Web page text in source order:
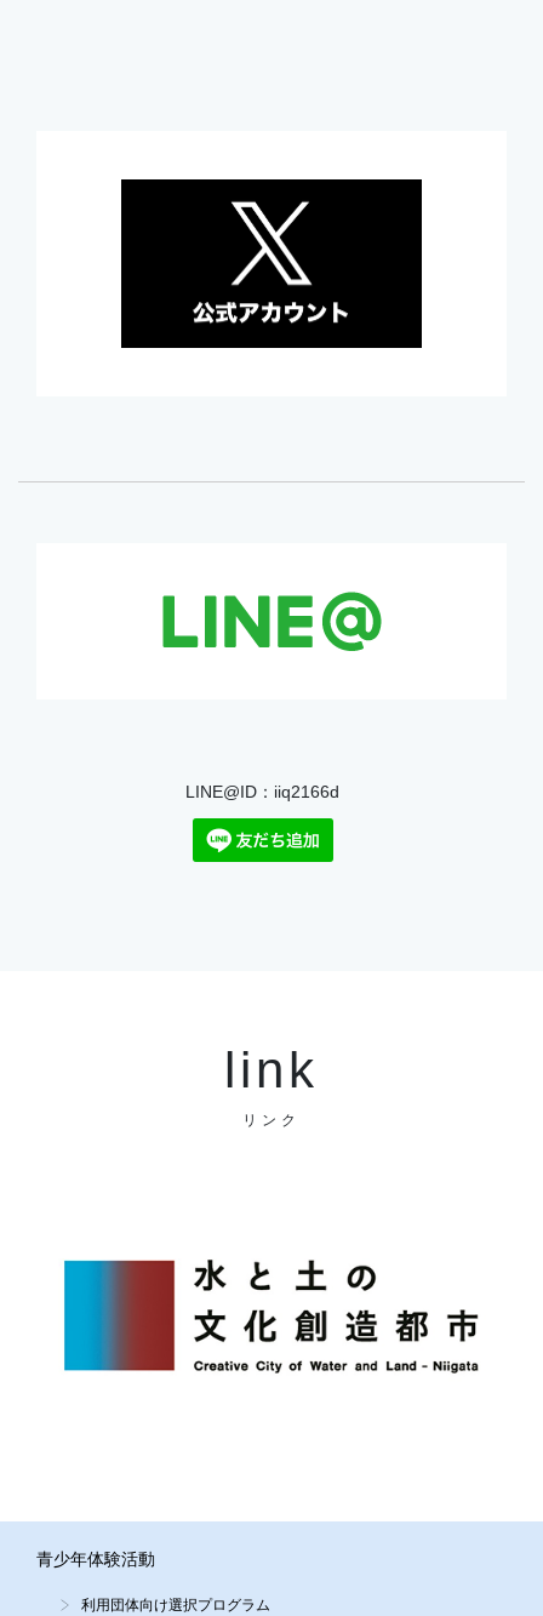
LINE@ID：iiq2166d
link
リンク
青少年体験活動
利用団体向け選択プログラム